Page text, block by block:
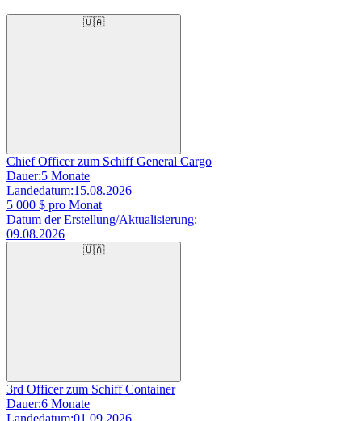
🇺🇦
Chief Officer zum Schiff General Cargo
Dauer:5 Monate
Landedatum:15.08.2026
5 000 $ pro Monat
Datum der Erstellung/Aktualisierung:
09.08.2026
🇺🇦
3rd Officer zum Schiff Container
Dauer:6 Monate
Landedatum:01.09.2026